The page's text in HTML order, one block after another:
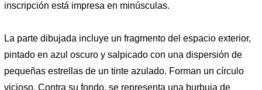
inscripción está impresa en minúsculas.
La parte dibujada incluye un fragmento del espacio exterior,
pintado en azul oscuro y salpicado con una dispersión de
pequeñas estrellas de un tinte azulado. Forman un círculo
vicioso. Contra su fondo, se representa una burbuja de